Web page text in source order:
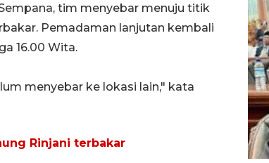
tim menyebar menuju titik
Pemadaman lanjutan kembali
16.00 Wita.
menyebar ke lokasi lain," kata
Rinjani terbakar